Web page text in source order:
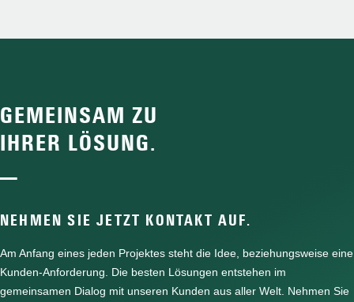
GEMEINSAM ZU
IHRER LÖSUNG.
—
NEHMEN SIE JETZT KONTAKT AUF.
Am Anfang eines jeden Projektes steht die Idee, beziehungsweise eine
Kunden-Anforderung. Die besten Lösungen entstehen im
gemeinsamen Dialog mit unseren Kunden aus aller Welt. Nehmen Sie